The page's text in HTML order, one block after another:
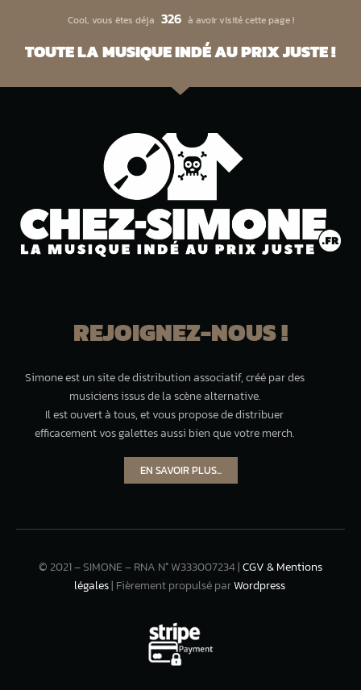
Cool, vous êtes déja 326 à avoir visité cette page !
TOUTE LA MUSIQUE INDÉ AU PRIX JUSTE !
REJOIGNEZ-NOUS !
Simone est un site de distribution associatif, créé par des
musiciens issus de la scène alternative.
Il est ouvert à tous, et vous propose de distribuer
efficacement vos galettes aussi bien que votre merch.
EN SAVOIR PLUS...
© 2021 – SIMONE – RNA N° W333007234 |CGV & Mentions
légales| Fièrement propulsé parWordpress